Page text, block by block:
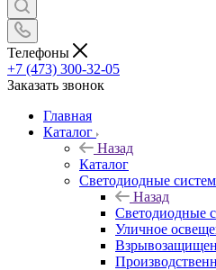
Телефоны
+7 (473) 300-32-05
Заказать звонок
Главная
Каталог
Назад
Каталог
Светодиодные
Назад
Светодиодные
Уличное